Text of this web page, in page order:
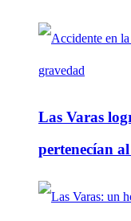
Las Varas
pertenecían